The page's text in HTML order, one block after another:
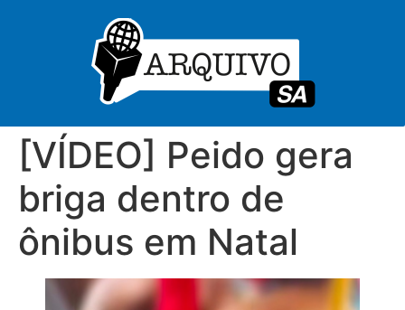
[VÍDEO] Peido gera
briga dentro de
ônibus em Natal